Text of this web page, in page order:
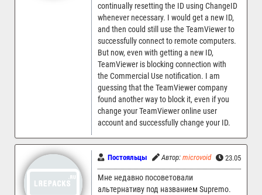
continually resetting the ID using ChangeID
whenever necessary. I would get a new ID,
and then could still use the TeamViewer to
successfully connect to remote computers.
But now, even with getting a new ID,
TeamViewer is blocking connection with
the Commercial Use notification. I am
guessing that the TeamViewer company
found another way to block it, even if you
change your TeamViewer online user
account and successfully change your ID.
Постояльцы Автор: microvoid 23.05.2025
Мне недавно посоветовали
альтернативу под названием Supremo.